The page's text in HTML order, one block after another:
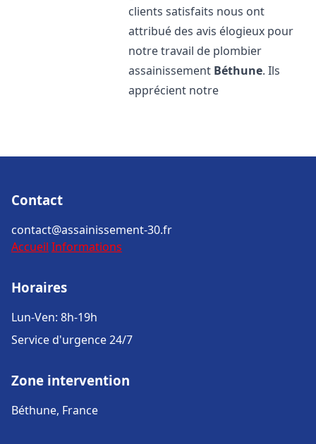
clients satisfaits nous ont
attribué des avis élogieux pour
notre travail de plombier
assainissement Béthune. Ils
apprécient notre
Contact
contact@assainissement-30.fr
Accueil Informations
Horaires
Lun-Ven: 8h-19h
Service d'urgence 24/7
Zone intervention
Béthune, France